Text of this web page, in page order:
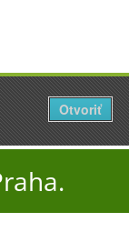
Otevřít
Otvoriť